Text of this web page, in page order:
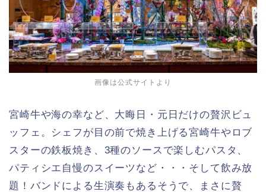
画像は公式サイトより
宮崎牛や海の幸など、大晦日・元日だけの贅沢ビュ
ッフェ。シェフが目の前で焼き上げる宮崎牛やロブ
スターの鉄板焼き、3種のソースで楽しむパスタ、
パティシエ自慢のスイーツなど・・・そして飲み放
題！バンドによる生演奏もあるそうで、まさに贅